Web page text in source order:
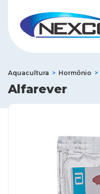
Aquacultura Hormônio
Alfarever